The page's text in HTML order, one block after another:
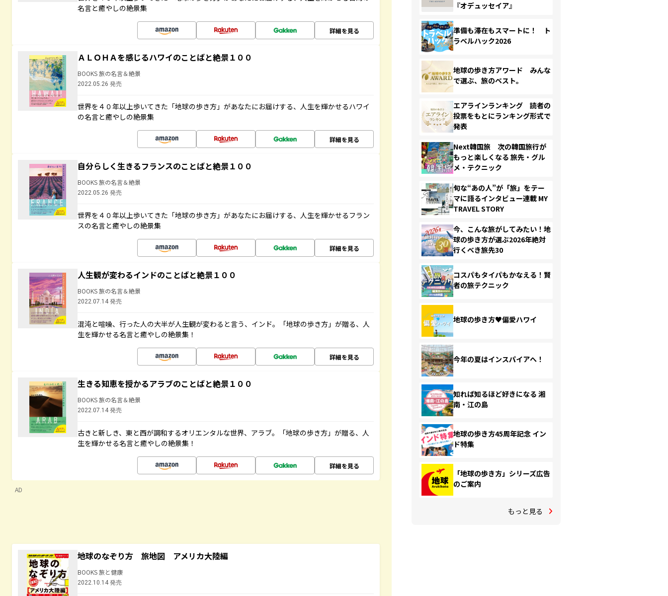
名言と癒やしの絶景集
詳細を見る
ＡＬＯＨＡを感じるハワイのことばと絶景１００
BOOKS 旅の名言＆絶景
2022.05.26 発売
世界を４０年以上歩いてきた「地球の歩き方」があなたにお届けする、人生を輝かせるハワイ
の名言と癒やしの絶景集
詳細を見る
自分らしく生きるフランスのことばと絶景１００
BOOKS 旅の名言＆絶景
2022.05.26 発売
世界を４０年以上歩いてきた「地球の歩き方」があなたにお届けする、人生を輝かせるフラン
スの名言と癒やしの絶景集
詳細を見る
人生観が変わるインドのことばと絶景１００
BOOKS 旅の名言＆絶景
2022.07.14 発売
混沌と喧噪、行った人の大半が人生観が変わると言う、インド。「地球の歩き方」が贈る、人
生を輝かせる名言と癒やしの絶景集！
詳細を見る
生きる知恵を授かるアラブのことばと絶景１００
BOOKS 旅の名言＆絶景
2022.07.14 発売
古きと新しき、東と西が調和するオリエンタルな世界、アラブ。「地球の歩き方」が贈る、人
生を輝かせる名言と癒やしの絶景集！
詳細を見る
AD
地球のなぞり方 旅地図 アメリカ大陸編
BOOKS 旅と健康
2022.10.14 発売
『オデュッセイア』
準備も滞在もスマートに！ ト
ラベルハック2026
地球の歩き方アワード みんな
で選ぶ、旅のベスト。
エアラインランキング 読者の
投票をもとにランキング形式で
発表
Next韓国旅 次の韓国旅行が
もっと楽しくなる 旅先・グル
メ・テクニック
旬な“あの人”が「旅」をテー
マに語るインタビュー連載 MY
TRAVEL STORY
今、こんな旅がしてみたい！地
球の歩き方が選ぶ2026年絶対
行くべき旅先30
コスパもタイパもかなえる！賢
者の旅テクニック
地球の歩き方♥偏愛ハワイ
今年の夏はインスパイアへ！
知れば知るほど好きになる 湘
南・江の島
地球の歩き方45周年記念 イン
ド特集
「地球の歩き方」シリーズ広告
のご案内
もっと見る